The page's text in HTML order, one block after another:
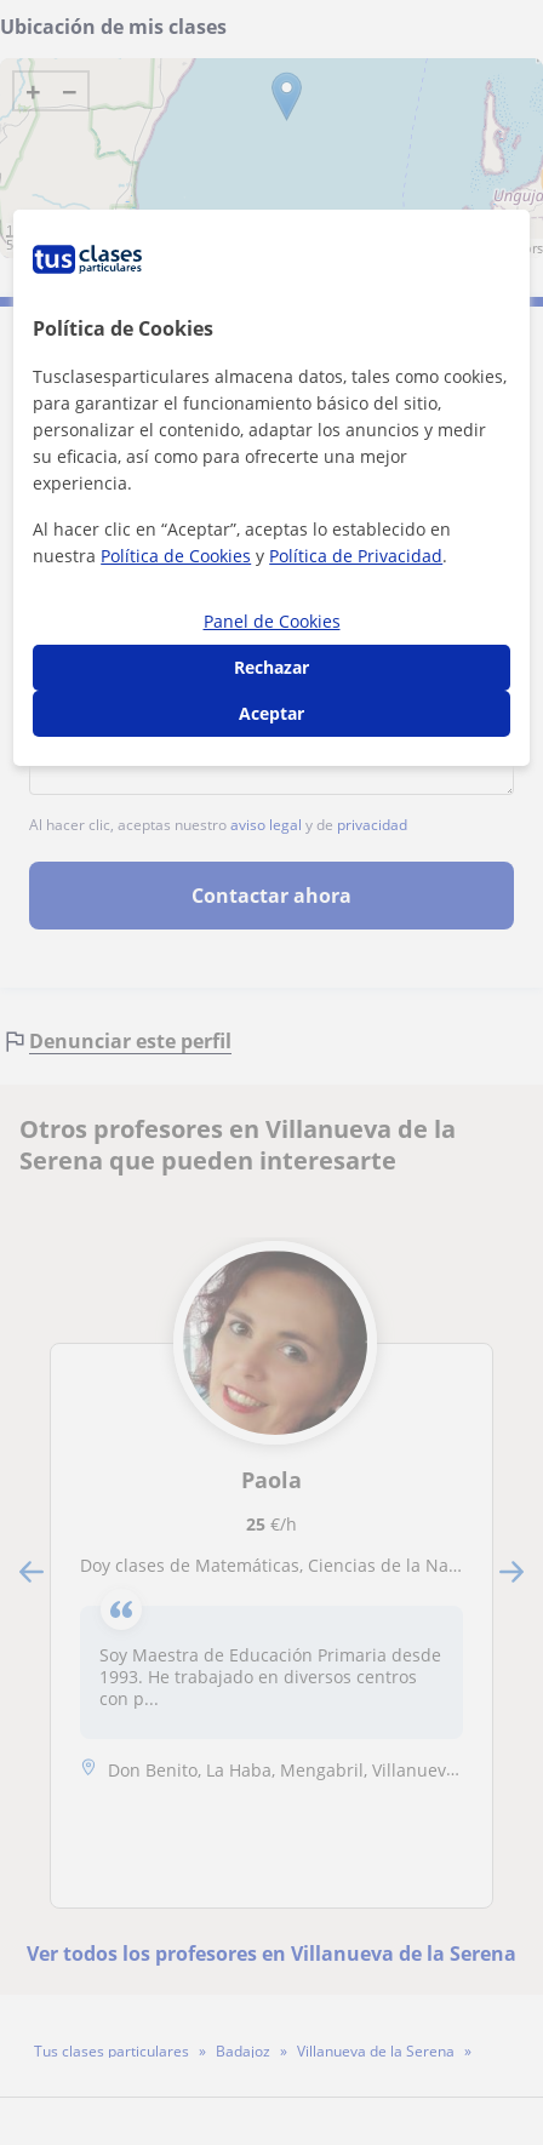
Ubicación de mis clases
+ −
10 km
5 mi
contributors
1ª clase gratis
Al hacer clic, aceptas nuestroaviso legal y de privacidad
Contactar ahora
Denunciar este perfil
Otros profesores en Villanueva de la
Serena que pueden interesarte
Paola
25€/h
Doy clases de Matemáticas, Ciencias de la Naturaleza, Lencgua y literatura, geografía
Soy Maestra de Educación Primaria desde
1993. He trabajado en diversos centros
con p...
Don Benito, La Haba, Mengabril, Villanueva de la Serena
Ver todos los profesores en Villanueva de la Serena
Tus clases particulares Badajoz
Villanueva de la Serena
Política de Cookies
Tusclasesparticulares almacena datos, tales como cookies,
para garantizar el funcionamiento básico del sitio,
personalizar el contenido, adaptar los anuncios y medir
su eficacia, así como para ofrecerte una mejor
experiencia.
Al hacer clic en “Aceptar”, aceptas lo establecido en
nuestra Política de Cookies y Política de Privacidad.
Panel de Cookies
Rechazar
Aceptar